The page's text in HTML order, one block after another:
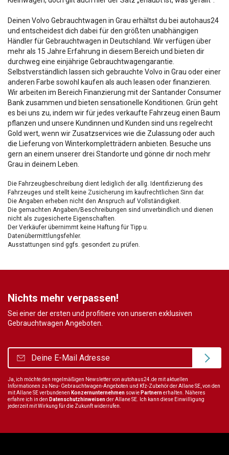
Deinen Volvo Gebrauchtwagen in Grau erhältst du bei autohaus24
und entscheidest dich dabei für den größten unabhängigen
Händler für Gebrauchtwagen in Deutschland. Wir verfügen über
mehr als 15 Jahre Erfahrung in diesem Bereich und bieten dir
durchweg eine einjährige Gebrauchtwagengarantie.
Selbstverständlich lassen sich gebrauchte Volvo in Grau oder einer
anderen Farbe sowohl kaufen als auch leasen oder finanzieren.
Wir arbeiten im Bereich Finanzierung mit der Santander Consumer
Bank zusammen und bieten sensationelle Konditionen. Grün geht
es bei uns zu, indem wir für jedes verkaufte Fahrzeug einen Baum
pflanzen und unsere Kundinnen und Kunden sind uns regelrecht
Gold wert, wenn wir Zusatzservices wie die Zulassung oder auch
die Lieferung von Winterkompletträdern anbieten. Besuche uns
gern an einem unserer drei Standorte und gönne dir noch mehr
Grau in deinem Leben.
Die Fahrzeugbeschreibung dient lediglich der allg. Identifizierung des
Fahrzeuges und stellt keine Zusicherung im kaufrechtlichen Sinn dar.
Die Angaben erheben nicht den Anspruch auf Vollständigkeit.
Die gemachten Angaben/Beschreibungen sind unverbindlich und dienen
nicht als zugesicherte Eigenschaften.
Der Verkäufer übernimmt keine Haftung für Tipp u.
Datenübermittlungsfehler.
Ausstattungen sind ggfs. gesondert zu prüfen.
Nichts mehr verpassen!
Sei einer der ersten und profitiere von unseren exklusiven
Gebrauchtwagen Angeboten.
Ja, ich möchte den regelmäßigen Newsletter von autohaus24.de mit aktuellen
Informationen zu Neu- Gebrauchtwagen-Angeboten und Kfz-Zubehör der Allane SE, von den
mit Allane SE verbundenen Konzernunternehmen sowie Partnernerhalten. Näheres
erfahre ich in den Datenschutzhinweisender Allane SE. Ich kann diese Einwilligung
jederzeit mit Wirkung für die Zukunft widerrufen.